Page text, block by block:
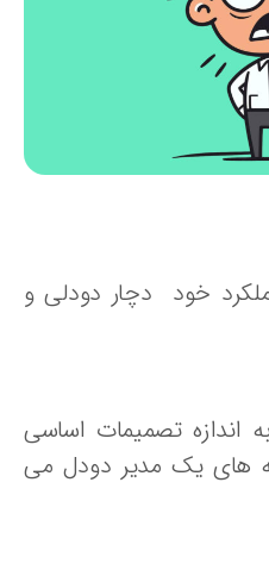
خود دچار دودلی و
تصمیمات اساسی
یک مدیر دودل می